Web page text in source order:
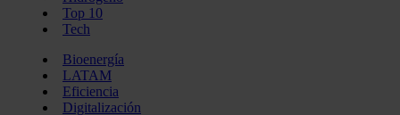
Top 10
Tech
Bioenergía
LATAM
Eficiencia
Digitalización